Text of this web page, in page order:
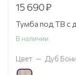
15 690₽
Тумба под ТВ с
В наличии
Цвет — Дуб